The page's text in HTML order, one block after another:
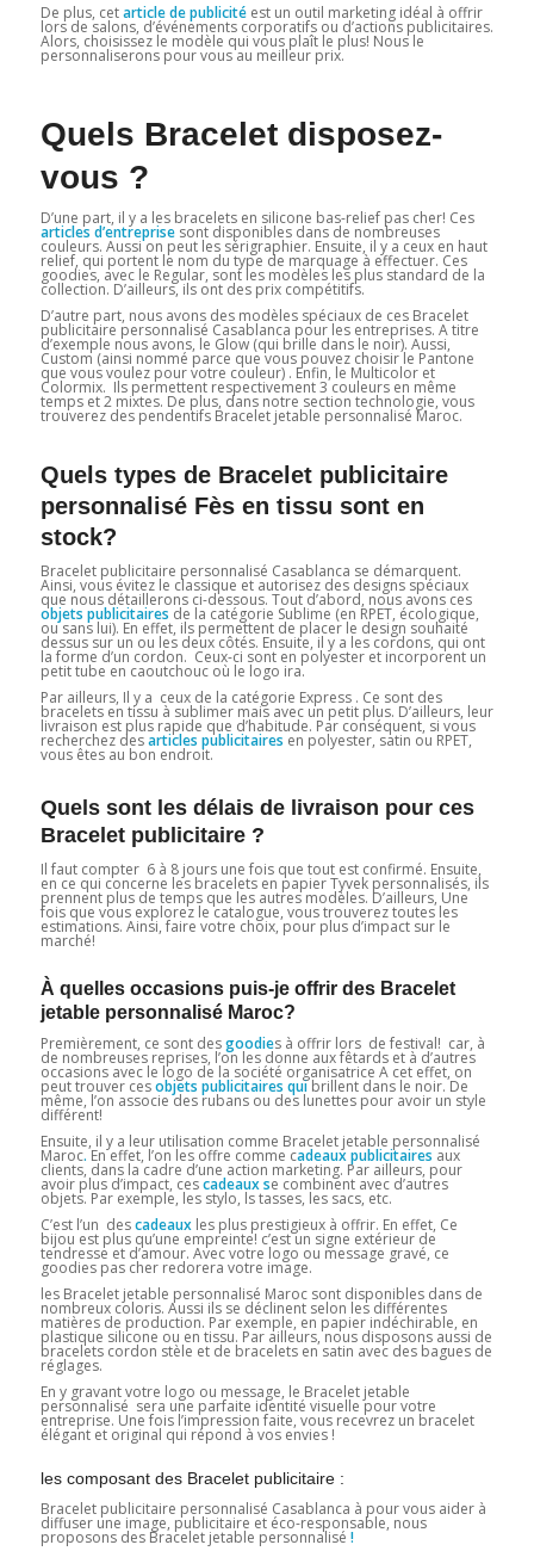
De plus, cetarticle de publicitéest un outil marketing idéal à offrir
lors de salons, d’événements corporatifs ou d’actions publicitaires.
Alors, choisissez le modèle qui vous plaît le plus! Nous le
personnaliserons pour vous au meilleur prix.
Quels Bracelet disposez-
vous ?
D’une part, il y a les bracelets en silicone bas-relief pas cher! Ces
articles d’entreprisesont disponibles dans de nombreuses
couleurs. Aussi on peut les sérigraphier. Ensuite, il y a ceux en haut
relief, qui portent le nom du type de marquage à effectuer. Ces
goodies, avec le Regular, sont les modèles les plus standard de la
collection. D’ailleurs, ils ont des prix compétitifs.
D’autre part, nous avons des modèles spéciaux de ces Bracelet
publicitaire personnalisé Casablanca pour les entreprises. A titre
d’exemple nous avons, le Glow (qui brille dans le noir). Aussi,
Custom (ainsi nommé parce que vous pouvez choisir le Pantone
que vous voulez pour votre couleur) . Enfin, le Multicolor et
Colormix. Ils permettent respectivement 3 couleurs en même
temps et 2 mixtes. De plus, dans notre section technologie, vous
trouverez des pendentifs Bracelet jetable personnalisé Maroc.
Quels types de Bracelet publicitaire
personnalisé Fès en tissu sont en
stock?
Bracelet publicitaire personnalisé Casablanca se démarquent.
Ainsi, vous évitez le classique et autorisez des designs spéciaux
que nous détaillerons ci-dessous. Tout d’abord, nous avons ces
objets publicitaires de la catégorie Sublime (en RPET, écologique,
ou sans lui). En effet, ils permettent de placer le design souhaité
dessus sur un ou les deux côtés. Ensuite, il y a les cordons, qui ont
la forme d’un cordon. Ceux-ci sont en polyester et incorporent un
petit tube en caoutchouc où le logo ira.
Par ailleurs, Il y a ceux de la catégorie Express . Ce sont des
bracelets en tissu à sublimer mais avec un petit plus. D’ailleurs, leur
livraison est plus rapide que d’habitude. Par conséquent, si vous
recherchez desarticles publicitaires en polyester, satin ou RPET,
vous êtes au bon endroit.
Quels sont les délais de livraison pour ces
Bracelet publicitaire ?
Il faut compter 6 à 8 jours une fois que tout est confirmé. Ensuite,
en ce qui concerne les bracelets en papier Tyvek personnalisés, ils
prennent plus de temps que les autres modèles. D’ailleurs, Une
fois que vous explorez le catalogue, vous trouverez toutes les
estimations. Ainsi, faire votre choix, pour plus d’impact sur le
marché!
À quelles occasions puis-je offrir des Bracelet
jetable personnalisé Maroc?
Premièrement, ce sont desgoodies à offrir lors de festival! car, à
de nombreuses reprises, l’on les donne aux fêtards et à d’autres
occasions avec le logo de la société organisatrice A cet effet, on
peut trouver cesobjets publicitaires quibrillent dans le noir. De
même, l’on associe des rubans ou des lunettes pour avoir un style
différent!
Ensuite, il y a leur utilisation comme Bracelet jetable personnalisé
Maroc.En effet, l’on les offre comme cadeaux publicitaires aux
clients, dans la cadre d’une action marketing. Par ailleurs, pour
avoir plus d’impact, cescadeaux se combinent avec d’autres
objets. Par exemple, les stylo, ls tasses, les sacs, etc.
C’est l’un descadeauxles plus prestigieux à offrir. En effet, Ce
bijou est plus qu’une empreinte! c’est un signe extérieur de
tendresse et d’amour. Avec votre logo ou message gravé, ce
goodies pas cher redorera votre image.
les Bracelet jetable personnalisé Maroc sont disponibles dans de
nombreux coloris. Aussi ils se déclinent selon les différentes
matières de production. Par exemple, en papier indéchirable, en
plastique silicone ou en tissu. Par ailleurs, nous disposons aussi de
bracelets cordon stèle et de bracelets en satin avec des bagues de
réglages.
En y gravant votre logo ou message, le Bracelet jetable
personnalisé sera une parfaite identité visuelle pour votre
entreprise. Une fois l’impression faite, vous recevrez un bracelet
élégant et original qui répond à vos envies !
les composant des Bracelet publicitaire :
Bracelet publicitaire personnalisé Casablanca à pour vous aider à
diffuser une image, publicitaire et éco-responsable, nous
proposons des Bracelet jetable personnalisé !